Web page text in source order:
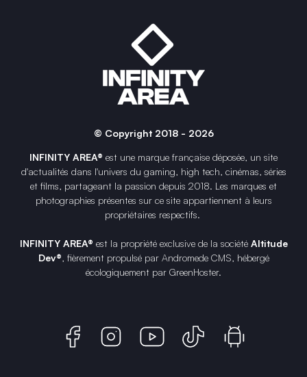
© Copyright 2018 - 2026
INFINITY AREA® est une marque française déposée, un site
d'actualités dans l'univers du gaming, high tech, cinémas, séries
et films, partageant la passion depuis 2018. Les marques et
photographies présentes sur ce site appartiennent à leurs
propriétaires respectifs.
INFINITY AREA® est la propriété exclusive de la société Altitude
Dev®, fièrement propulsé par Andromede CMS, hébergé
écologiquement par GreenHoster.